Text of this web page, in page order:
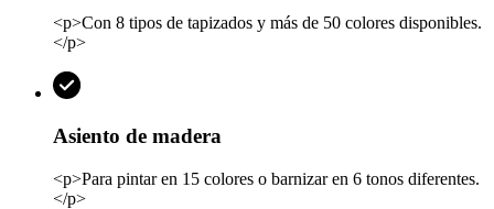
<p>Con 8 tipos de tapizados y más de 50 colores disponibles.
</p>
Asiento de madera
<p>Para pintar en 15 colores o barnizar en 6 tonos diferentes.
</p>